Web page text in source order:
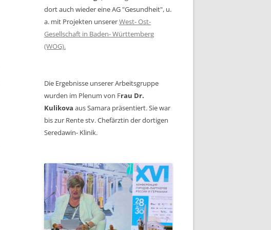
dort auch wieder eine AG "Gesundheit", u.
a. mit Projekten unsererWest- Ost-
Gesellschaft in Baden- Württemberg
(WOG).
Die Ergebnisse unserer Arbeitsgruppe
wurden im Plenum von Frau Dr.
Kulikova aus Samara präsentiert. Sie war
bis zur Rente stv. Chefärztin der dortigen
Seredawin- Klinik.